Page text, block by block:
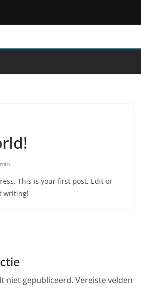
This is your first post. Edit or
writing!
niet gepubliceerd. Vereiste velden